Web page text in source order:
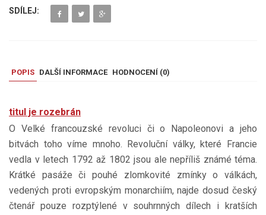
SDÍLEJ:
POPIS DALŠÍ INFORMACE HODNOCENÍ (0)
titul je rozebrán
O Velké francouzské revoluci či o Napoleonovi a jeho
bitvách toho víme mnoho. Revoluční války, které Francie
vedla v letech 1792 až 1802 jsou ale nepříliš známé téma.
Krátké pasáže či pouhé zlomkovité zmínky o válkách,
vedených proti evropským monarchiím, najde dosud český
čtenář pouze rozptýlené v souhrnných dílech i kratších